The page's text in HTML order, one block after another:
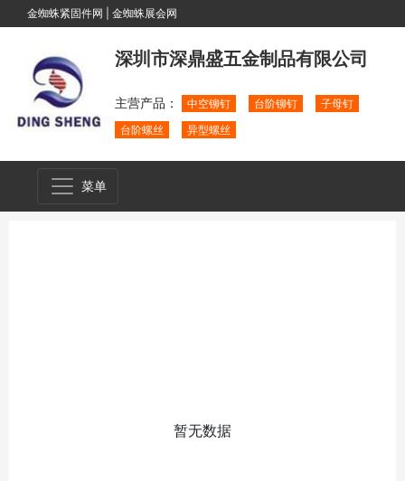
金蜘蛛紧固件网 金蜘蛛展会网
深圳市深鼎盛五金制品有限公司
主营产品： 中空铆钉 台阶铆钉
子母钉
台阶螺丝
异型螺丝
菜单
暂无数据